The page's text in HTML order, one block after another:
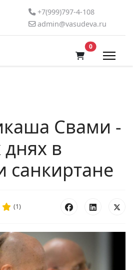
+7(999)797-4-108
admin@vasudeva.ru
0В корзину
Свами -
в
(1)